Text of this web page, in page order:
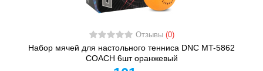
Отзывы (0)
Набор мячей для настольного тенниса DNC MT-5862
COACH 6шт оранжевый